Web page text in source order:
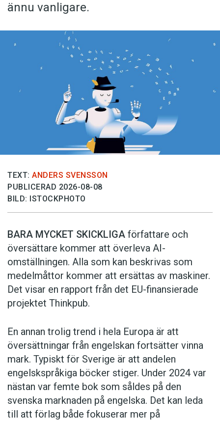
ännu vanligare.
TEXT: ANDERS SVENSSON
PUBLICERAD 2026-08-08
BILD: ISTOCKPHOTO
BARA MYCKET SKICKLIGA författare och
översättare ­kommer att överleva AI-
omställningen. Alla som kan beskrivas som
medelmåttor kommer att ersättas av maskiner.
Det visar en rapport från det EU-finansierade
projektet Thinkpub.
En annan trolig trend i hela Europa är att
översättningar från engelskan fortsätter vinna
mark. Typiskt för Sverige är att andelen
engelskspråkiga böcker stiger. Under 2024 var
nästan var femte bok som såldes på den
svenska marknaden på engelska. Det kan leda
till att förlag både fokuserar mer på